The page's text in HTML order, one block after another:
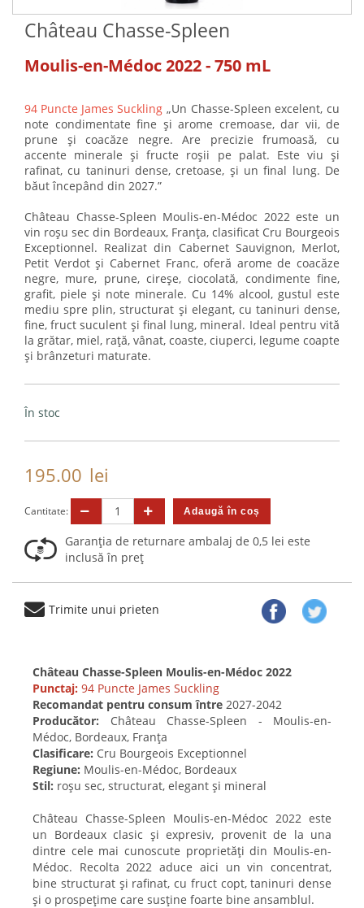
Château Chasse-Spleen
Moulis-en-Médoc 2022 - 750 mL
94 Puncte James Suckling „Un Chasse-Spleen excelent, cu
note condimentate fine și arome cremoase, dar vii, de
prune și coacăze negre. Are precizie frumoasă, cu
accente minerale și fructe roșii pe palat. Este viu și
rafinat, cu taninuri dense, cretoase, și un final lung. De
băut începând din 2027.”
Château Chasse-Spleen Moulis-en-Médoc 2022 este un
vin roșu sec din Bordeaux, Franța, clasificat Cru Bourgeois
Exceptionnel. Realizat din Cabernet Sauvignon, Merlot,
Petit Verdot și Cabernet Franc, oferă arome de coacăze
negre, mure, prune, cireșe, ciocolată, condimente fine,
grafit, piele și note minerale. Cu 14% alcool, gustul este
mediu spre plin, structurat și elegant, cu taninuri dense,
fine, fruct suculent și final lung, mineral. Ideal pentru vită
la grătar, miel, rață, vânat, coaste, ciuperci, legume coapte
și brânzeturi maturate.
În stoc
195.00 lei
Cantitate:
Garanția de returnare ambalaj de 0,5 lei este
inclusă în preț
Trimite unui prieten
Château Chasse-Spleen Moulis-en-Médoc 2022
Punctaj: 94 Puncte James Suckling
Recomandat pentru consum între 2027-2042
Producător: Château Chasse-Spleen - Moulis-en-
Médoc, Bordeaux, Franța
Clasificare: Cru Bourgeois Exceptionnel
Regiune: Moulis-en-Médoc, Bordeaux
Stil: roșu sec, structurat, elegant și mineral
Château Chasse-Spleen Moulis-en-Médoc 2022 este
un Bordeaux clasic și expresiv, provenit de la una
dintre cele mai cunoscute proprietăți din Moulis-en-
Médoc. Recolta 2022 aduce aici un vin concentrat,
bine structurat și rafinat, cu fruct copt, taninuri dense
și o prospețime care susține foarte bine ansamblul.